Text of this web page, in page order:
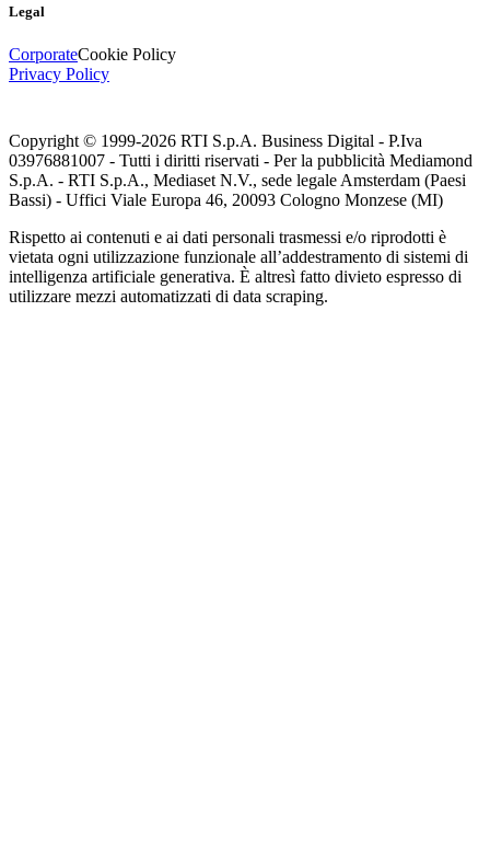
Legal
CorporateCookie Policy
Privacy Policy
Copyright © 1999-2026 RTI S.p.A. Business Digital - P.Iva
03976881007 - Tutti i diritti riservati - Per la pubblicità Mediamond
S.p.A. - RTI S.p.A., Mediaset N.V., sede legale Amsterdam (Paesi
Bassi) - Uffici Viale Europa 46, 20093 Cologno Monzese (MI)
Rispetto ai contenuti e ai dati personali trasmessi e/o riprodotti è
vietata ogni utilizzazione funzionale all’addestramento di sistemi di
intelligenza artificiale generativa. È altresì fatto divieto espresso di
utilizzare mezzi automatizzati di data scraping.